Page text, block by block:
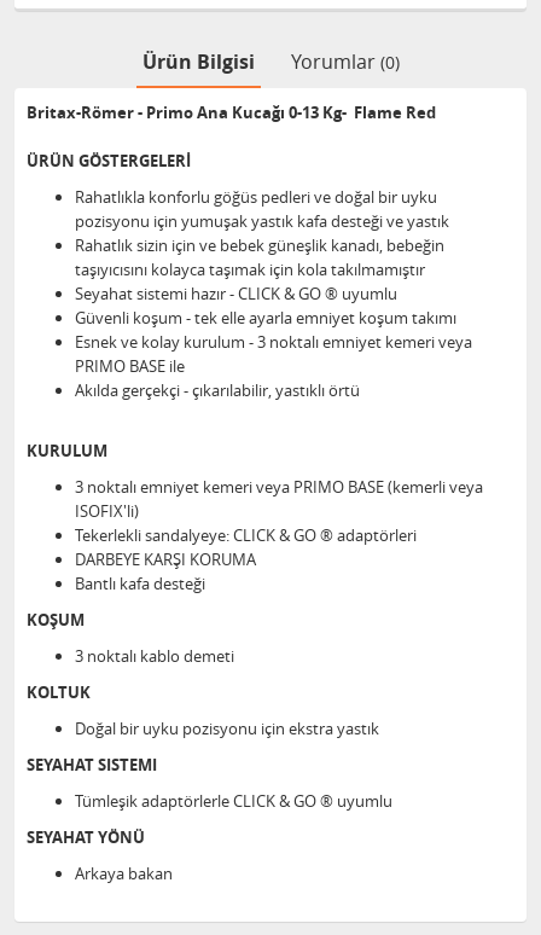
Ürün Bilgisi Yorumlar (0)
Britax-Römer - Primo Ana Kucağı 0-13 Kg- Flame Red
ÜRÜN GÖSTERGELERİ
Rahatlıkla konforlu göğüs pedleri ve doğal bir uyku
pozisyonu için yumuşak yastık kafa desteği ve yastık
Rahatlık sizin için ve bebek güneşlik kanadı, bebeğin
taşıyıcısını kolayca taşımak için kola takılmamıştır
Seyahat sistemi hazır - CLICK & GO ® uyumlu
Güvenli koşum - tek elle ayarla emniyet koşum takımı
Esnek ve kolay kurulum - 3 noktalı emniyet kemeri veya
PRIMO BASE ile
Akılda gerçekçi - çıkarılabilir, yastıklı örtü
KURULUM
3 noktalı emniyet kemeri veya PRIMO BASE (kemerli veya
ISOFIX'li)
Tekerlekli sandalyeye: CLICK & GO ® adaptörleri
DARBEYE KARŞI KORUMA
Bantlı kafa desteği
KOŞUM
3 noktalı kablo demeti
KOLTUK
Doğal bir uyku pozisyonu için ekstra yastık
SEYAHAT SISTEMI
Tümleşik adaptörlerle CLICK & GO ® uyumlu
SEYAHAT YÖNÜ
Arkaya bakan